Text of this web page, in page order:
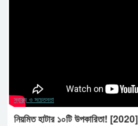
স্বাস্থ্য ও সচেতনতা
নিয়মিত হাটার ১০টি উপকারিতা! [2020]